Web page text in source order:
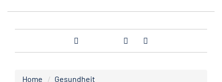
Home Gesundheit